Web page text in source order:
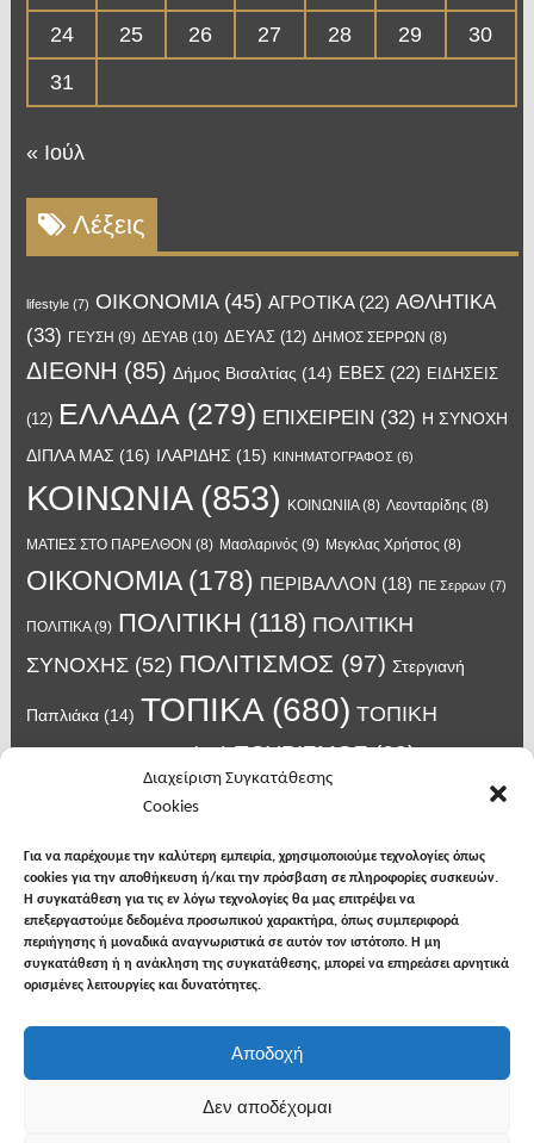
Διαχείριση Συγκατάθεσης
Cookies
Για να παρέχουμε την καλύτερη εμπειρία, χρησιμοποιούμε τεχνολογίες όπως
cookies για την αποθήκευση ή/και την πρόσβαση σε πληροφορίες συσκευών.
Η συγκατάθεση για τις εν λόγω τεχνολογίες θα μας επιτρέψει να
επεξεργαστούμε δεδομένα προσωπικού χαρακτήρα, όπως συμπεριφορά
περιήγησης ή μοναδικά αναγνωριστικά σε αυτόν τον ιστότοπο. Η μη
συγκατάθεση ή η ανάκληση της συγκατάθεσης, μπορεί να επηρεάσει αρνητικά
ορισμένες λειτουργίες και δυνατότητες.
Αποδοχή
Δεν αποδέχομαι
24
25 26 27 28 29
30
31
« Ιούλ
Λέξεις
lifestyle(7) OIKONOMIA(45) ΑΓΡΟΤΙΚΑ(22) ΑΘΛΗΤΙΚΑ
(33) ΓΕΥΣΗ (9) ΔΕΥΑΒ(10) ΔΕΥΑΣ(12) ΔΗΜΟΣ ΣΕΡΡΩΝ (8)
ΔΙΕΘΝΗ (85) Δήμος Βισαλτίας (14) ΕΒΕΣ(22) ΕΙΔΗΣΕΙΣ
(12) ΕΛΛΑΔΑ(279) ΕΠΙΧΕΙΡΕΙΝ (32) Η ΣΥΝΟΧΗ
ΔΙΠΛΑ ΜΑΣ (16) ΙΛΑΡΙΔΗΣ (15) ΚΙΝΗΜΑΤΟΓΡΑΦΟΣ (6)
ΚΟΙΝΩΝΙΑ(853) ΚΟΙΝΩΝΙΙΑ(8) Λεονταρίδης (8)
ΜΑΤΙΕΣ ΣΤΟ ΠΑΡΕΛΘΟΝ (8) Μασλαρινός (9) Μεγκλας Χρήστος (8)
ΟΙΚΟΝΟΜΙΑ(178) ΠΕΡΙΒΑΛΛΟΝ (18) ΠΕ Σερρων (7)
ΠΟΛΙΤΙΚΑ(9) ΠΟΛΙΤΙΚΗ (118) ΠΟΛΙΤΙΚΗ
ΣΥΝΟΧΗΣ(52) ΠΟΛΙΤΙΣΜΟΣ (97) Στεργιανή
Παπλιάκα(14) ΤΟΠΙΚΑ(680) ΤΟΠΙΚΗ
ΑΥΤΟΔΙΟΙΚΗΣΗ(45) ΤΟΥΡΙΣΜΟΣ(63)
(14) Χατζηβασιλειου
κρούσματα κορονοϊού(18) λαϊκή Νιγρίτας(13) νοσοκομείο Σερρών
σπυροπουλος(7) υγεια(148)
Copyright © 2026Φωνή της Βισαλτίας